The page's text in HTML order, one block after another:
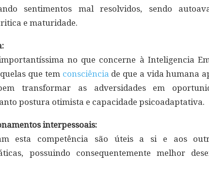
sentimentos mal resolvidos, sendo
e maturidade.
no que concerne à Inteligencia
que tem consciência de que a vida humana
transformar as adversidades em
postura otimista e capacidade psicoadaptativa.
interpessoais:
esta competência são úteis a si e aos
possuindo consequentemente melhor